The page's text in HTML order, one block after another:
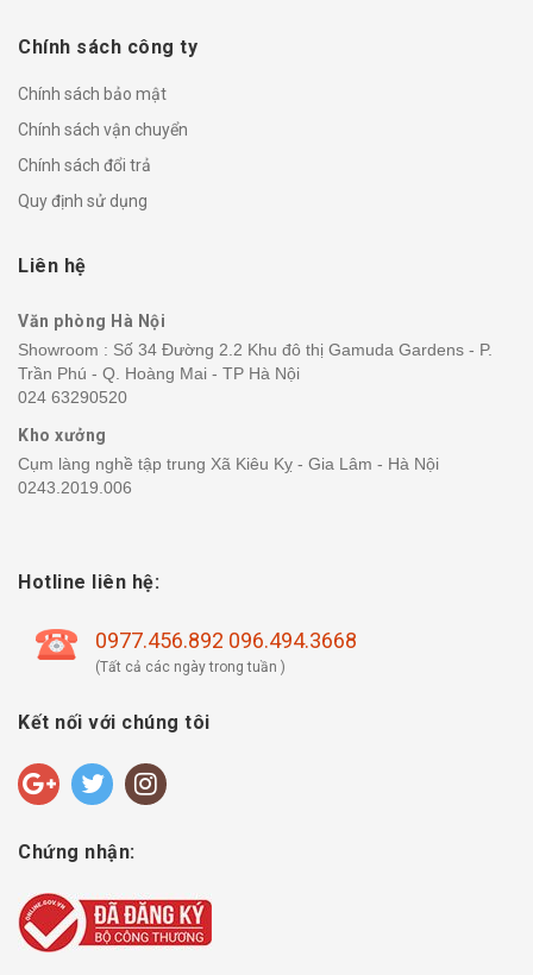
Chính sách công ty
Chính sách bảo mật
Chính sách vận chuyển
Chính sách đổi trả
Quy định sử dụng
Liên hệ
Văn phòng Hà Nội
Showroom : Số 34 Đường 2.2 Khu đô thị Gamuda Gardens - P.
Trần Phú - Q. Hoàng Mai - TP Hà Nội
024 63290520
Kho xưởng
Cụm làng nghề tập trung Xã Kiêu Kỵ - Gia Lâm - Hà Nội
0243.2019.006
Hotline liên hệ:
0977.456.892 096.494.3668
(Tất cả các ngày trong tuần )
Kết nối với chúng tôi
Chứng nhận: